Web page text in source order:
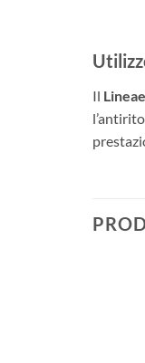
Il